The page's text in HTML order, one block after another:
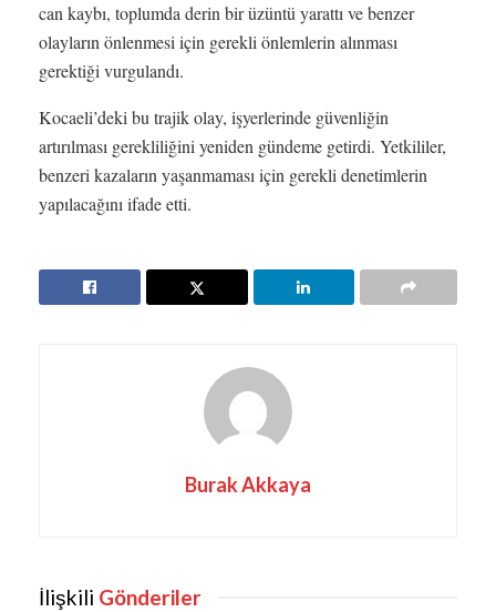
can kaybı, toplumda derin bir üzüntü yarattı ve benzer
olayların önlenmesi için gerekli önlemlerin alınması
gerektiği vurgulandı.
Kocaeli’deki bu trajik olay, işyerlerinde güvenliğin
artırılması gerekliliğini yeniden gündeme getirdi. Yetkililer,
benzeri kazaların yaşanmaması için gerekli denetimlerin
yapılacağını ifade etti.
Burak Akkaya
İlişkili Gönderiler